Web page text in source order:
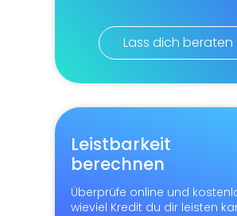
Lass dich beraten
Leistbarkeit
berechnen
Überprüfe online und
wieviel Kredit du dir leisten